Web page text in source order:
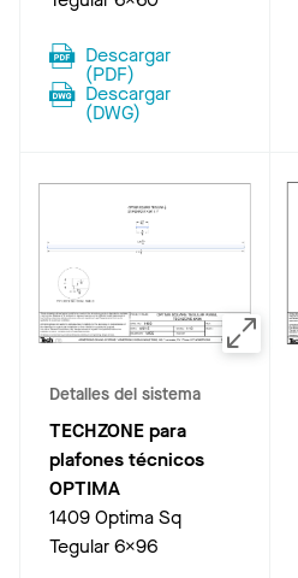
Descargar
(PDF)
Descargar
(DWG)
Detalles del sistema
TECHZONE para
plafones técnicos
OPTIMA
1409 Optima Sq
Tegular 6x96